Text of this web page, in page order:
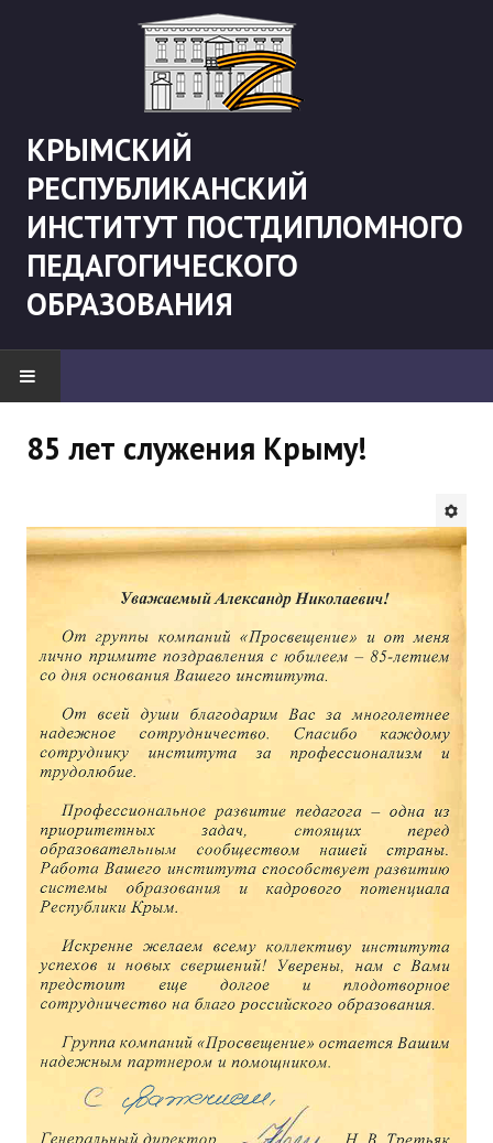
КРЫМСКИЙ
РЕСПУБЛИКАНСКИЙ
ИНСТИТУТ ПОСТДИПЛОМНОГО
ПЕДАГОГИЧЕСКОГО
ОБРАЗОВАНИЯ
Будни института
ИНСТИТУТ
Противодействие коррупции
В ПОМОЩЬ УЧИТЕЛЮ
Организация УВП
ГИА
Карта ГИА РК
Советуем прочитать
Готовимся к новому учебному году 2026-2027
ДПО
Профессиональная переподготовка
Повышение квалификации
85 лет служения Крыму!